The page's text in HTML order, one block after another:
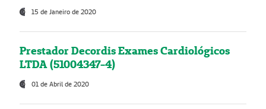
15 de Janeiro de 2020
Prestador Decordis Exames Cardiológicos
LTDA (51004347-4)
01 de Abril de 2020